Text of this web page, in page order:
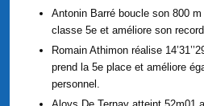
Antonin Barré boucle son 800 m
classe 5e et améliore son
Romain Athimon réalise
prend la 5e place et améliore
personnel.